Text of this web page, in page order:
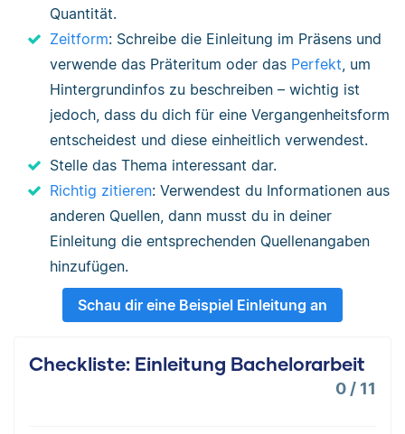
Quantität.
Zeitform: Schreibe die Einleitung im Präsens und
verwende das Präteritum oder das Perfekt , um
Hintergrundinfos zu beschreiben – wichtig ist
jedoch, dass du dich für eine Vergangenheitsform
entscheidest und diese einheitlich verwendest.
Stelle das Thema interessant dar.
Richtig zitieren: Verwendest du Informationen aus
anderen Quellen, dann musst du in deiner
Einleitung die entsprechenden Quellenangaben
hinzufügen.
Schau dir eine Beispiel Einleitung an
Checkliste: Einleitung Bachelorarbeit
0 / 11